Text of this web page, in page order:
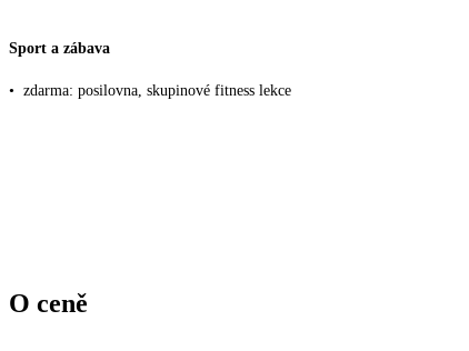
Sport a zábava
• zdarma: posilovna, skupinové fitness lekce
O ceně